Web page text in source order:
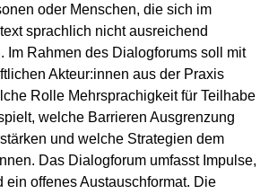
oder Menschen, die sich im
sprachlich nicht ausreichend
Im Rahmen des Dialogforums soll mit
Akteur:innen aus der Praxis
Rolle Mehrsprachigkeit für Teilhabe
welche Barrieren Ausgrenzung
und welche Strategien dem
Das Dialogforum umfasst Impulse,
ein offenes Austauschformat. Die